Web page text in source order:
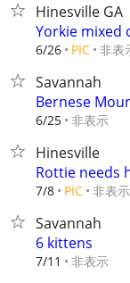
Hinesville GA
Yorkie mixed
6/26 PIC 非表
Savannah
Bernese
6/25 非表示
Hinesville
Rottie needs
7/8 PIC 非表示
Savannah
6 kittens
7/11 非表示